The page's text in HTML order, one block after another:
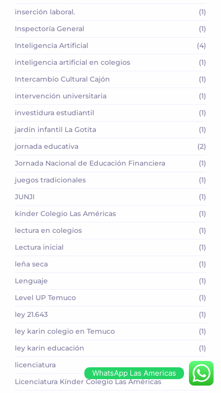
inserción laboral.
(1)
Inspectoría General
(1)
Inteligencia Artificial
(4)
inteligencia artificial en colegios
(1)
Intercambio Cultural Cajón
(1)
intervención universitaria
(1)
investidura estudiantil
(1)
jardín infantil La Gotita
(1)
jornada educativa
(2)
Jornada Nacional de Educación Financiera
(1)
juegos tradicionales
(1)
JUNJI
(1)
kínder Colegio Las Américas
(1)
lectura en colegios
(1)
Lectura inicial
(1)
leña seca
(1)
Lenguaje
(1)
Level UP Temuco
(1)
ley 21.643
(1)
ley karin colegio en Temuco
(1)
ley karin educación
(1)
licenciatura
(1)
Licenciatura Kínder Colegio Las Américas
(1)
WhatsApp Las Americas